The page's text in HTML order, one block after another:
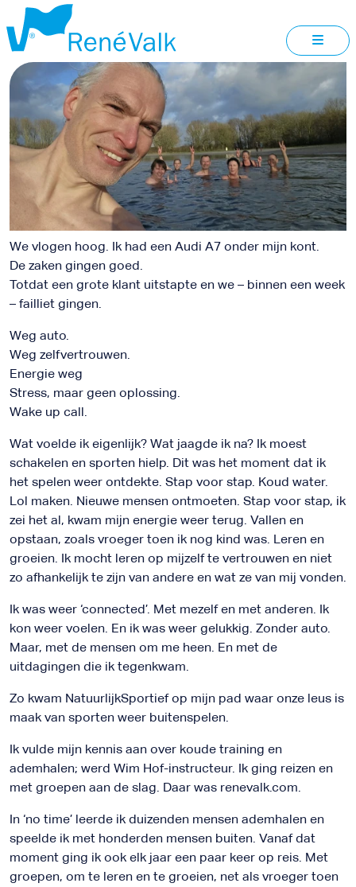
OVER
RENE
We vlogen hoog. Ik had een Audi A7 onder mijn kont.
De zaken gingen goed.
Totdat een grote klant uitstapte en we – binnen een week
– failliet gingen.
Weg auto.
Weg zelfvertrouwen.
Energie weg
Stress, maar geen oplossing.
Wake up call.
Wat voelde ik eigenlijk? Wat jaagde ik na? Ik moest
schakelen en sporten hielp. Dit was het moment dat ik
het spelen weer ontdekte. Stap voor stap. Koud water.
Lol maken. Nieuwe mensen ontmoeten. Stap voor stap, ik
zei het al, kwam mijn energie weer terug. Vallen en
opstaan, zoals vroeger toen ik nog kind was. Leren en
groeien. Ik mocht leren op mijzelf te vertrouwen en niet
zo afhankelijk te zijn van andere en wat ze van mij vonden.
Ik was weer ‘connected’. Met mezelf en met anderen. Ik
kon weer voelen. En ik was weer gelukkig. Zonder auto.
Maar, met de mensen om me heen. En met de
uitdagingen die ik tegenkwam.
Zo kwam NatuurlijkSportief op mijn pad waar onze leus is
maak van sporten weer buitenspelen.
Ik vulde mijn kennis aan over koude training en
ademhalen; werd Wim Hof-instructeur. Ik ging reizen en
met groepen aan de slag. Daar was renevalk.com.
In ‘no time’ leerde ik duizenden mensen ademhalen en
speelde ik met honderden mensen buiten. Vanaf dat
moment ging ik ook elk jaar een paar keer op reis. Met
groepen, om te leren en te groeien, net als vroeger toen